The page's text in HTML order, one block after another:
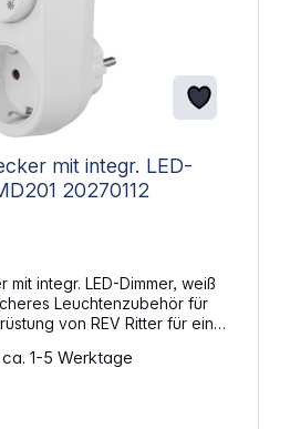
mit integr. LED-
20270112
mit integr. LED-Dimmer, weiß
Leuchtenzubehör für
von REV Ritter für eine
im und ums Haus.
geprüfter Materialien und
1-5 Werktage